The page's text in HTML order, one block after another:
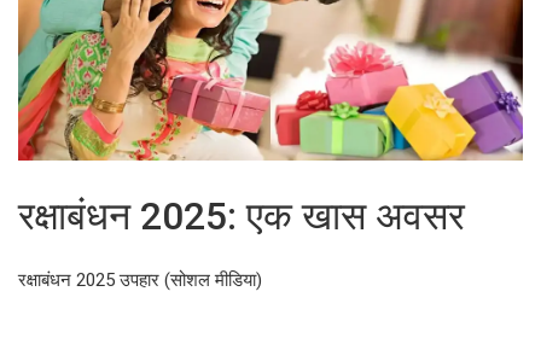
रक्षाबंधन 2025: एक खास अवसर
रक्षाबंधन 2025 उपहार (सोशल मीडिया)